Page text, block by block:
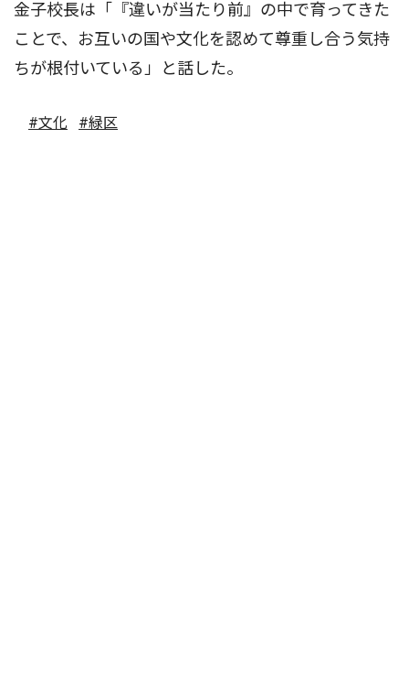
金子校長は「『違いが当たり前』の中で育ってきた
ことで、お互いの国や文化を認めて尊重し合う気持
ちが根付いている」と話した。
#文化 #緑区